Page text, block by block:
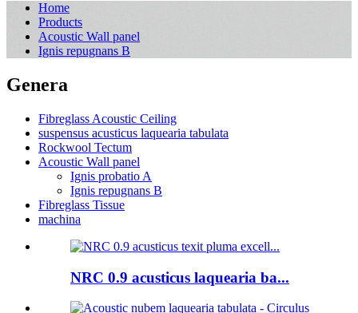
Home
Products
Acoustic Wall panel
Ignis repugnans B
Genera
Fibreglass Acoustic Ceiling
suspensus acusticus laquearia tabulata
Rockwool Tectum
Acoustic Wall panel
Ignis probatio A
Ignis repugnans B
Fibreglass Tissue
machina
NRC 0.9 acusticus laquearia ba...